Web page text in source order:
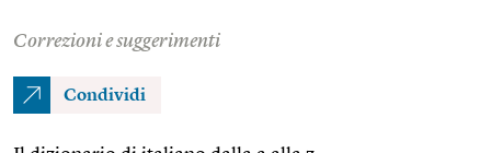
Correzioni e suggerimenti
Condividi